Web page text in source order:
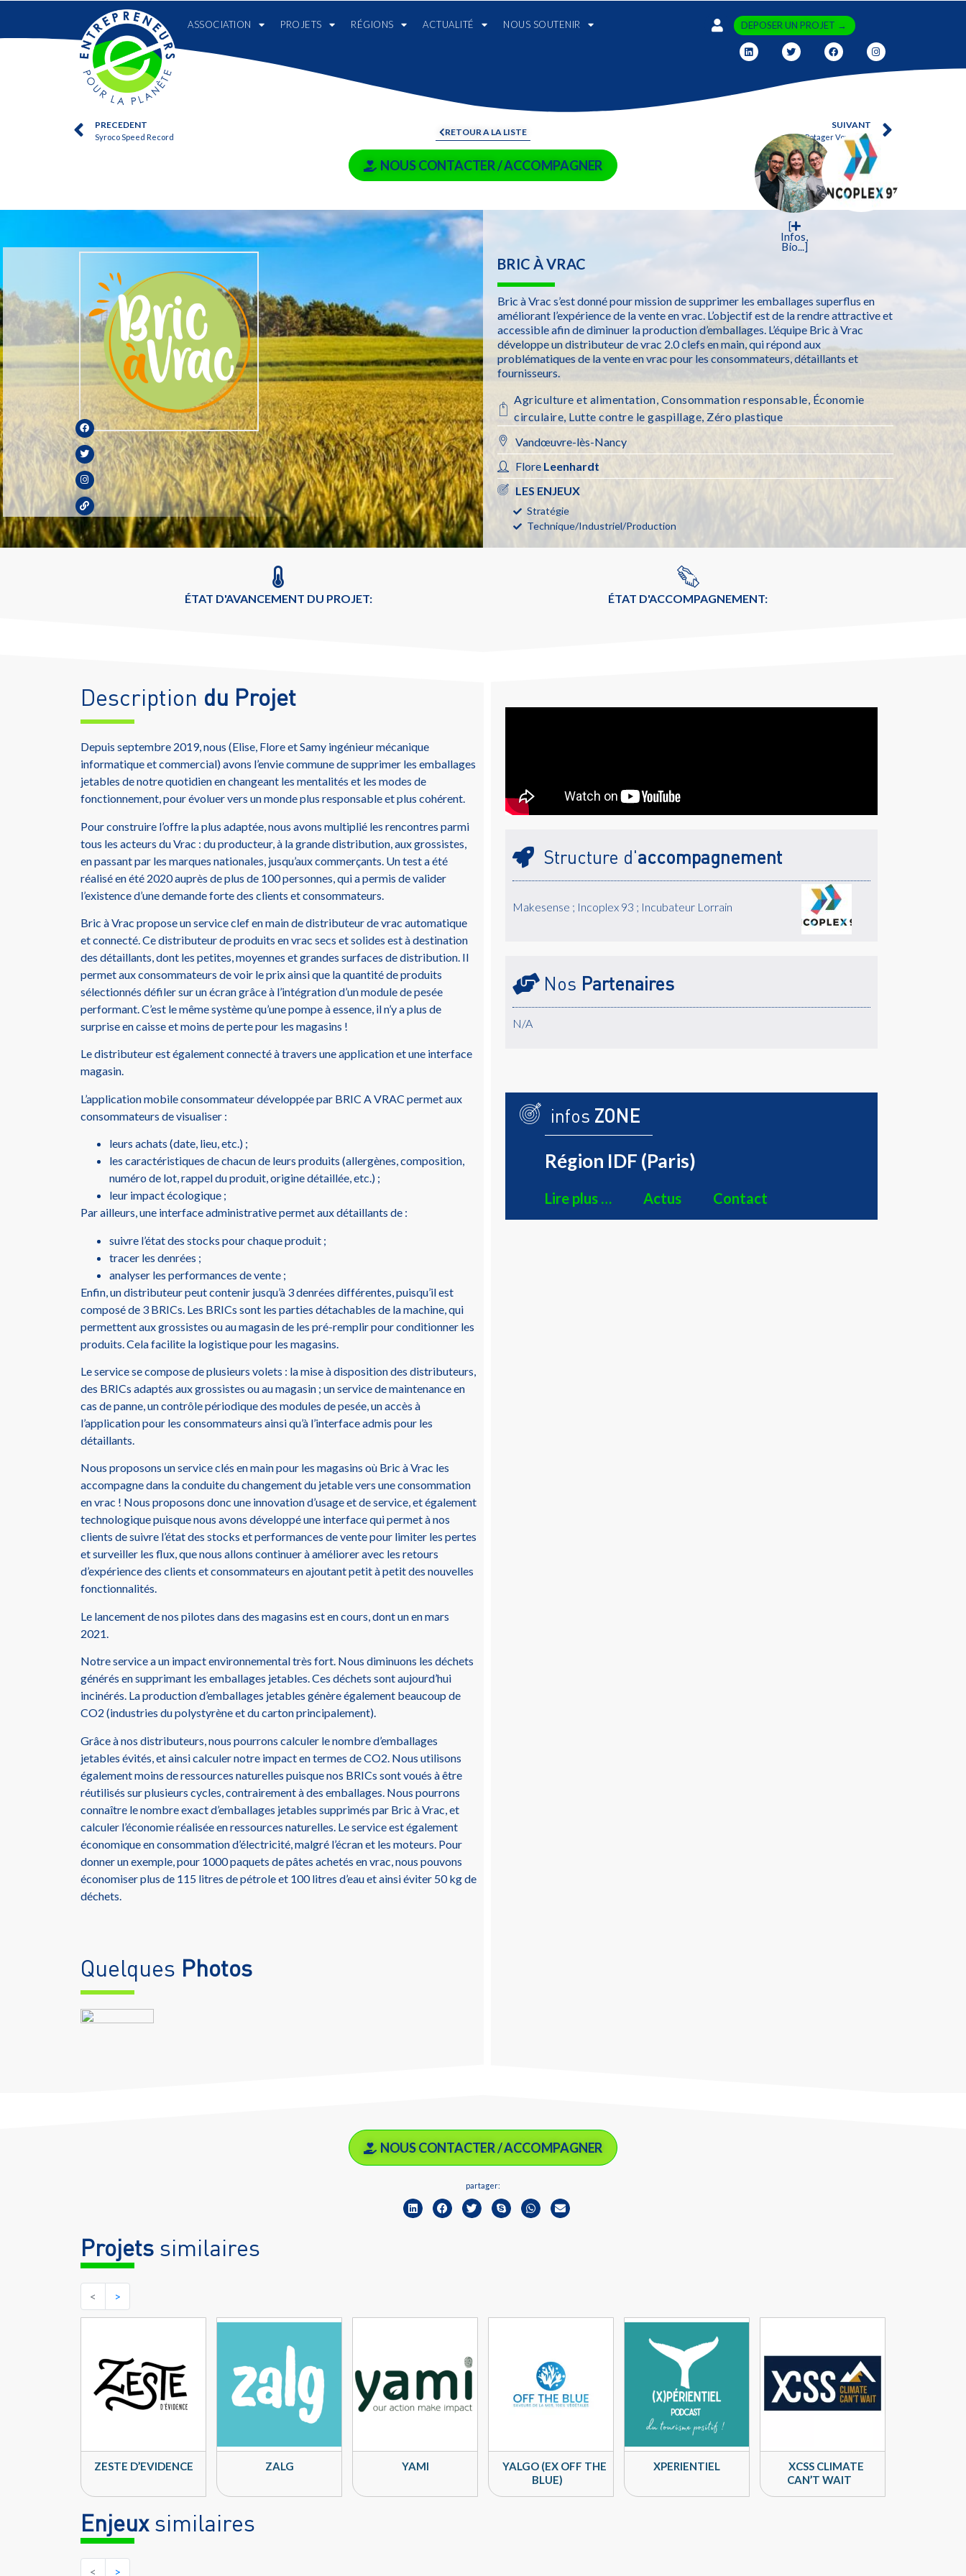
ASSOCIATION PROJETS RÉGIONS ACTUALITÉ NOUS SOUTENIR DEPOSER UN PROJET →
RETOUR A LA LISTE
PRECEDENT
Syroco Speed Record
SUIVANT
Le Potager Voyageur
NOUS CONTACTER / ACCOMPAGNER
[
Infos,
Bio...]
BRIC À VRAC
Bric à Vrac s’est donné pour mission de ​supprimer les emballages superflus en
améliorant l’expérience de la vente en vrac. L’objectif est de la rendre attractive et
accessible afin de diminuer la production d’emballages. L’équipe Bric à Vrac
développe un distributeur de vrac 2.0 clefs en main, qui répond aux
problématiques de la vente en vrac pour les consommateurs, détaillants et
fournisseurs.
Agriculture et alimentation, Consommation responsable, Économie
circulaire, Lutte contre le gaspillage, Zéro plastique
Vandœuvre-lès-Nancy
Flore Leenhardt
LES ENJEUX
Stratégie
Technique/Industriel/Production
ÉTAT D'AVANCEMENT DU PROJET: ÉTAT D'ACCOMPAGNEMENT:
Description du Projet
Depuis septembre 2019, nous (Elise, Flore et Samy ingénieur mécanique
informatique et commercial) avons l’envie commune de supprimer les emballages
jetables de notre quotidien en changeant les mentalités et les modes de
fonctionnement, pour évoluer vers un monde plus responsable et plus cohérent.
Pour construire l’offre la plus adaptée, nous avons multiplié les rencontres parmi
tous les acteurs du Vrac : du producteur, à la grande distribution, aux grossistes,
en passant par les marques nationales, jusqu’aux commerçants. Un test a été
réalisé en été 2020 auprès de plus de 100 personnes, qui a permis de valider
l’existence d’une demande forte des clients et consommateurs.
Bric à Vrac propose un service clef en main de distributeur de vrac automatique
et connecté. Ce distributeur de produits en vrac secs et solides est à destination
des détaillants, dont les petites, moyennes et grandes surfaces de distribution. Il
permet aux consommateurs de voir le prix ainsi que la quantité de produits
sélectionnés défiler sur un écran grâce à l’intégration d’un module de pesée
performant. C’est le même système qu’une pompe à essence, il n’y a plus de
surprise en caisse et moins de perte pour les magasins !
Le distributeur est également connecté à travers une application et une interface
magasin.
L’application mobile consommateur développée par BRIC A VRAC permet aux
consommateurs de visualiser :
leurs achats (date, lieu, etc.) ;
les caractéristiques de chacun de leurs produits (allergènes, composition,
numéro de lot, rappel du produit, origine détaillée, etc.) ;
leur impact écologique ;
Par ailleurs, une interface administrative permet aux détaillants de :
suivre l’état des stocks pour chaque produit ;
tracer les denrées ;
analyser les performances de vente ;
Enfin, un distributeur peut contenir jusqu’à 3 denrées différentes, puisqu’il est
composé de 3 BRICs. Les BRICs sont les parties détachables de la machine, qui
permettent aux grossistes ou au magasin de les pré-remplir pour conditionner les
produits. Cela facilite la logistique pour les magasins.
Le service se compose de plusieurs volets : la mise à disposition des distributeurs,
des BRICs adaptés aux grossistes ou au magasin ; un service de maintenance en
cas de panne, un contrôle périodique des modules de pesée, un accès à
l’application pour les consommateurs ainsi qu’à l’interface admis pour les
détaillants.
Nous proposons un service clés en main pour les magasins où Bric à Vrac les
accompagne dans la conduite du changement du jetable vers une consommation
en vrac ! Nous proposons donc une innovation d’usage et de service, et également
technologique puisque nous avons développé une interface qui permet à nos
clients de suivre l’état des stocks et performances de vente pour limiter les pertes
et surveiller les flux, que nous allons continuer à améliorer avec les retours
d’expérience des clients et consommateurs en ajoutant petit à petit des nouvelles
fonctionnalités.
Le lancement de nos pilotes dans des magasins est en cours, dont un en mars
2021.
Notre service a un impact environnemental très fort. Nous diminuons les déchets
générés en supprimant les emballages jetables. Ces déchets sont aujourd’hui
incinérés. La production d’emballages jetables génère également beaucoup de
CO2 (industries du polystyrène et du carton principalement).
Grâce à nos distributeurs, nous pourrons calculer le nombre d’emballages
jetables évités, et ainsi calculer notre impact en termes de CO2. Nous utilisons
également moins de ressources naturelles puisque nos BRICs sont voués à être
réutilisés sur plusieurs cycles, contrairement à des emballages. Nous pourrons
connaître le nombre exact d’emballages jetables supprimés par Bric à Vrac, et
calculer l’économie réalisée en ressources naturelles. Le service est également
économique en consommation d’électricité, malgré l’écran et les moteurs. Pour
donner un exemple, pour 1000 paquets de pâtes achetés en vrac, nous pouvons
économiser plus de 115 litres de pétrole et 100 litres d’eau et ainsi éviter 50 kg de
déchets.
Quelques Photos
Structure d'accompagnement
Makesense ; Incoplex 93 ; Incubateur Lorrain
Nos Partenaires
N/A
infos ZONE
Région IDF (Paris)
Lire plus … Actus Contact
NOUS CONTACTER / ACCOMPAGNER
partager:
Projets similaires
< >
ZESTE D’EVIDENCE ZALG YAMI
YALGO (EX OFF THE
BLUE)
XPERIENTIEL
XCSS CLIMATE
CAN’T WAIT
Enjeuxsimilaires
< >